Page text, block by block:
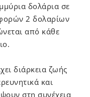
δολάρια σε
2 δολαρίων
από κάθε
διάρκεια ζωής
και
στη συνέχεια